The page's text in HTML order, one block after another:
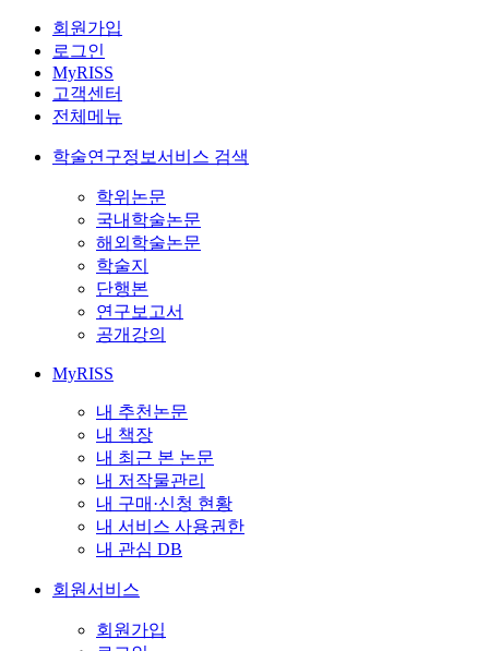
회원가입
로그인
MyRISS
고객센터
전체메뉴
학술연구정보서비스 검색
학위논문
국내학술논문
해외학술논문
학술지
단행본
연구보고서
공개강의
MyRISS
내 추천논문
내 책장
내 최근 본 논문
내 저작물관리
내 구매·신청 현황
내 서비스 사용권한
내 관심 DB
회원서비스
회원가입